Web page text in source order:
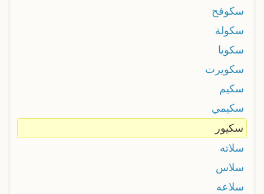
سكوفح
سكولة
سكويا
سكويرت
سكيم
سكيمي
سكيور
سلاته
سلاس
سلاعه